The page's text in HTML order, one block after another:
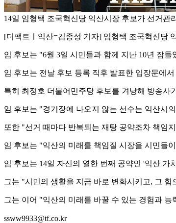
14일 임형택 조국혁신당 익산시장 후보가 선거관
[더팩트ㅣ익산=김종성 기자] 임형택 조국혁신당
임 후보는 "6월 3일 시민들과 함께 지난 10년 잠
임 후보는 전날 후보 등록 직후 발표한 입장문에
특히 최정호 더불어민주당 후보를 겨냥해 방송사
임 후보는 "경기장에 나오지 않는 선수는 익산시
또한 "선거 때마다 반복되는 재탕 공약조차 책임
임 후보는 "익산의 미래를 책임질 시장을 시민들
임 후보는 14일 자신의 열한 번째 공약인 '익산
그는 "시민의 생활을 지금 바로 변화시키고, 그
그는 이어 "익산의 미래를 바꿀 수 있는 경험과
ssww9933@tf.co.kr